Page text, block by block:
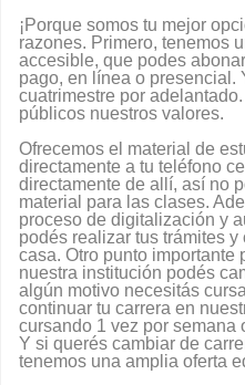
¡Porque somos tu mejor
razones. Primero, tenemos
accesible, que podes
pago, en línea o presencial.
cuatrimestre por
públicos nuestros valores.
Ofrecemos el material de
directamente a tu teléfono
directamente de allí, así no
material para las clases.
proceso de digitalización y
podés realizar tus trámites
casa. Otro punto importante
nuestra institución podés
algún motivo necesitás
continuar tu carrera en
cursando 1 vez por semana
Y si querés cambiar de
tenemos una amplia oferta